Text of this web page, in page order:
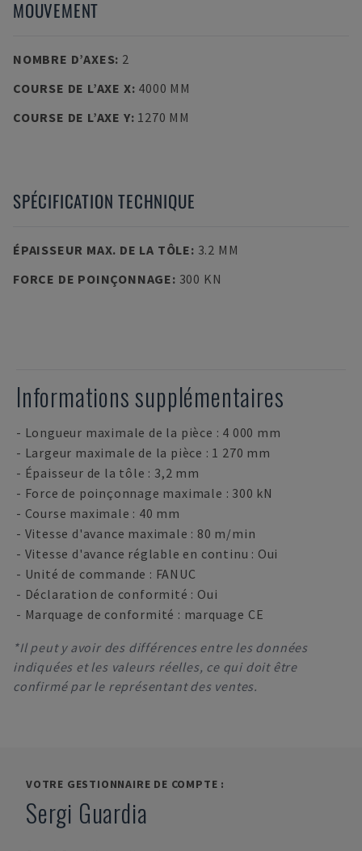
MOUVEMENT
NOMBRE D’AXES: 2
COURSE DE L’AXE X: 4000 MM
COURSE DE L’AXE Y: 1270 MM
SPÉCIFICATION TECHNIQUE
ÉPAISSEUR MAX. DE LA TÔLE: 3.2 MM
FORCE DE POINÇONNAGE: 300 KN
Informations supplémentaires
- Longueur maximale de la pièce : 4 000 mm
- Largeur maximale de la pièce : 1 270 mm
- Épaisseur de la tôle : 3,2 mm
- Force de poinçonnage maximale : 300 kN
- Course maximale : 40 mm
- Vitesse d'avance maximale : 80 m/min
- Vitesse d'avance réglable en continu : Oui
- Unité de commande : FANUC
- Déclaration de conformité : Oui
- Marquage de conformité : marquage CE
*Il peut y avoir des différences entre les données
indiquées et les valeurs réelles, ce qui doit être
confirmé par le représentant des ventes.
VOTRE GESTIONNAIRE DE COMPTE :
Sergi Guardia